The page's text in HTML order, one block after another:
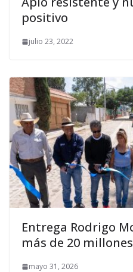
positivo
julio 23, 2022
Entrega Rodrigo
más de 20
mayo 31, 2026